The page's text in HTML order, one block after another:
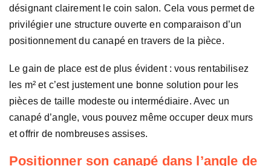
désignant clairement le coin salon. Cela vous permet de
privilégier une structure ouverte en comparaison d’un
positionnement du canapé en travers de la pièce.
Le gain de place est de plus évident : vous rentabilisez
les m² et c’est justement une bonne solution pour les
pièces de taille modeste ou intermédiaire. Avec un
canapé d’angle, vous pouvez même occuper deux murs
et offrir de nombreuses assises.
Positionner son canapé dans l’angle de